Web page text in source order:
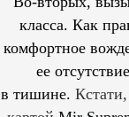
класса. Как
комфортное
ее
в тишине.